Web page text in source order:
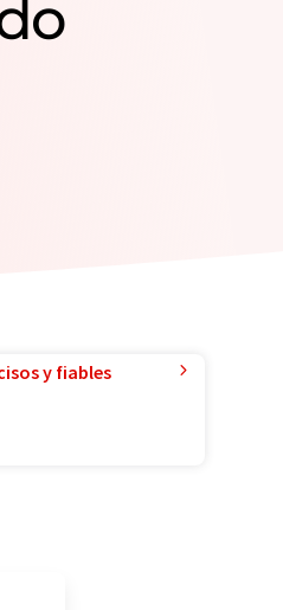
y fiables